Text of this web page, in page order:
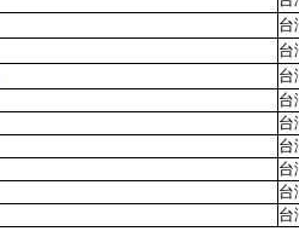
台
台
台
台
台
台
台
台
台